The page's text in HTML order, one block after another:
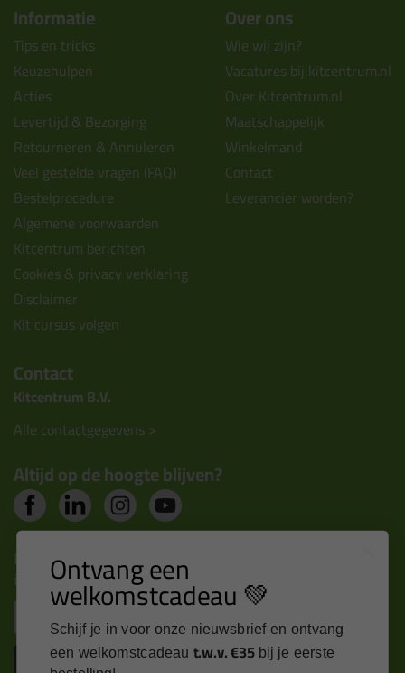
Informatie
Tips en tricks
Keuzehulpen
Acties
Levertijd & Bezorging
Retourneren & Annuleren
Veel gestelde vragen (FAQ)
Bestelprocedure
Algemene voorwaarden
Kitcentrum berichten
Cookies & privacy verklaring
Disclaimer
Kit cursus volgen
Over ons
Wie wij zijn?
Vacatures bij kitcentrum.nl
Over Kitcentrum.nl
Maatschappelijk
Winkelmand
Contact
Leverancier worden?
Contact
Kitcentrum B.V.
Alle contactgegevens >
Altijd op de hoogte blijven?
Nieuws, tips en exclusieve deals rechtstreeks in je
inbox
Inschrijven
Ontvang een
welkomstcadeau 💚
Schijf je in voor onze nieuwsbrief en ontvang
een welkomstcadeau t.w.v. €35 bij je eerste